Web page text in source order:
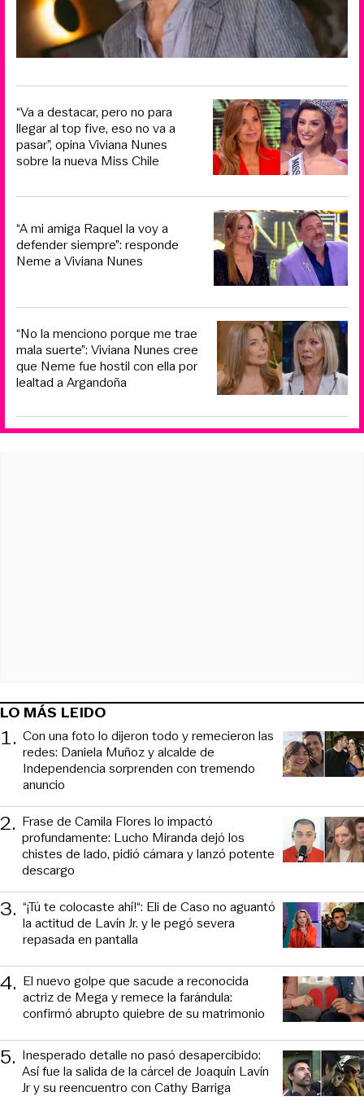
“Va a destacar, pero no para
llegar al top five, eso no va a
pasar”, opina Viviana Nunes
sobre la nueva Miss Chile
“A mi amiga Raquel la voy a
defender siempre”: responde
Neme a Viviana Nunes
“No la menciono porque me trae
mala suerte”: Viviana Nunes cree
que Neme fue hostil con ella por
lealtad a Argandoña
LO MÁS LEIDO
1. Con una foto lo dijeron todo y remecieron las
redes: Daniela Muñoz y alcalde de
Independencia sorprenden con tremendo
anuncio
2. Frase de Camila Flores lo impactó
profundamente: Lucho Miranda dejó los
chistes de lado, pidió cámara y lanzó potente
descargo
3. “¡Tú te colocaste ahí!“: Eli de Caso no aguantó
la actitud de Lavín Jr. y le pegó severa
repasada en pantalla
4. El nuevo golpe que sacude a reconocida
actriz de Mega y remece la farándula:
confirmó abrupto quiebre de su matrimonio
5. Inesperado detalle no pasó desapercibido:
Así fue la salida de la cárcel de Joaquín Lavín
Jr y su reencuentro con Cathy Barriga